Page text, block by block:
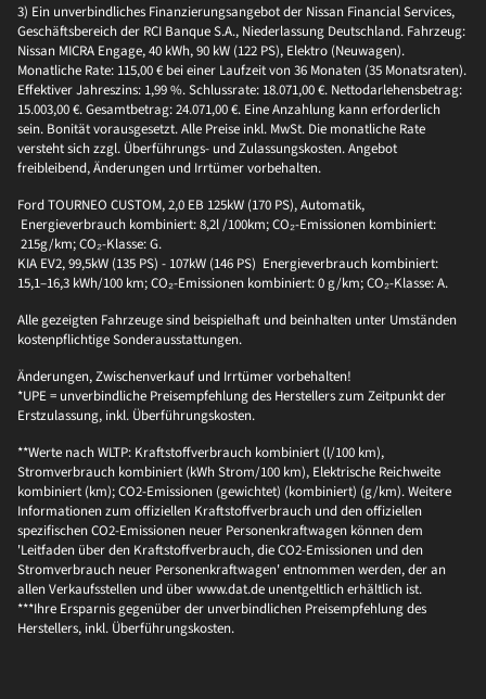
3) Ein unverbindliches Finanzierungsangebot der Nissan Financial Services,
Geschäftsbereich der RCI Banque S.A., Niederlassung Deutschland. Fahrzeug:
Nissan MICRA Engage, 40 kWh, 90 kW (122 PS), Elektro (Neuwagen).
Monatliche Rate: 115,00 € bei einer Laufzeit von 36 Monaten (35 Monatsraten).
Effektiver Jahreszins: 1,99 %. Schlussrate: 18.071,00 €. Nettodarlehensbetrag:
15.003,00 €. Gesamtbetrag: 24.071,00 €. Eine Anzahlung kann erforderlich
sein. Bonität vorausgesetzt. Alle Preise inkl. MwSt. Die monatliche Rate
versteht sich zzgl. Überführungs- und Zulassungskosten. Angebot
freibleibend, Änderungen und Irrtümer vorbehalten.
Ford TOURNEO CUSTOM, 2,0 EB 125kW (170 PS), Automatik,
Energieverbrauch kombiniert: 8,2l /100km; CO₂-Emissionen kombiniert:
215g/km; CO₂-Klasse: G.
KIA EV2, 99,5kW (135 PS) - 107kW (146 PS) Energieverbrauch kombiniert:
15,1–16,3 kWh/100 km; CO₂-Emissionen kombiniert: 0 g/km; CO₂-Klasse: A.
Alle gezeigten Fahrzeuge sind beispielhaft und beinhalten unter Umständen
kostenpflichtige Sonderausstattungen.
Änderungen, Zwischenverkauf und Irrtümer vorbehalten!
*UPE = unverbindliche Preisempfehlung des Herstellers zum Zeitpunkt der
Erstzulassung, inkl. Überführungskosten.
**Werte nach WLTP: Kraftstoffverbrauch kombiniert (l/100 km),
Stromverbrauch kombiniert (kWh Strom/100 km), Elektrische Reichweite
kombiniert (km); CO2-Emissionen (gewichtet) (kombiniert) (g/km). Weitere
Informationen zum offiziellen Kraftstoffverbrauch und den offiziellen
spezifischen CO2-Emissionen neuer Personenkraftwagen können dem
'Leitfaden über den Kraftstoffverbrauch, die CO2-Emissionen und den
Stromverbrauch neuer Personenkraftwagen' entnommen werden, der an
allen Verkaufsstellen und über www.dat.de unentgeltlich erhältlich ist.
***Ihre Ersparnis gegenüber der unverbindlichen Preisempfehlung des
Herstellers, inkl. Überführungskosten.